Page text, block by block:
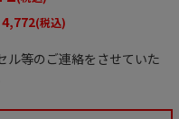
4,772(税込)
等のご連絡をさせていた